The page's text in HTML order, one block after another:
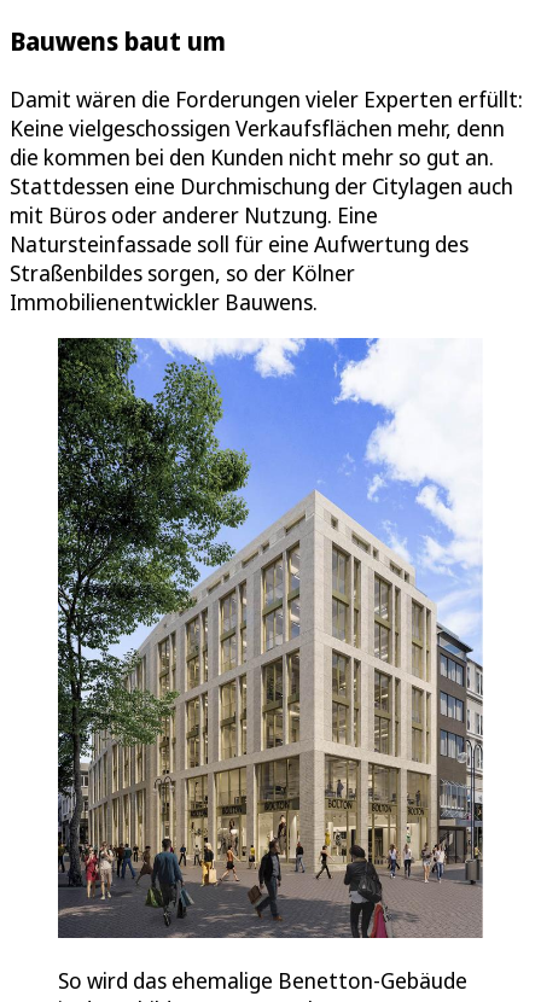
Bauwens baut um
Damit wären die Forderungen vieler Experten erfüllt:
Keine vielgeschossigen Verkaufsflächen mehr, denn
die kommen bei den Kunden nicht mehr so gut an.
Stattdessen eine Durchmischung der Citylagen auch
mit Büros oder anderer Nutzung. Eine
Natursteinfassade soll für eine Aufwertung des
Straßenbildes sorgen, so der Kölner
Immobilienentwickler Bauwens.
So wird das ehemalige Benetton-Gebäude